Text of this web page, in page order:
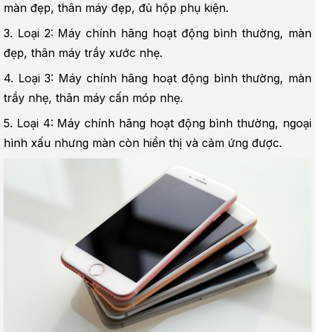
màn đẹp, thân máy đẹp, đủ hộp phụ kiện.
3. Loại 2: Máy chính hãng hoạt động bình thường, màn
đẹp, thân máy trầy xước nhẹ.
4. Loại 3: Máy chính hãng hoạt động bình thường, màn
trầy nhẹ, thân máy cấn móp nhẹ.
5. Loại 4: Máy chính hãng hoạt động bình thường, ngoại
hình xấu nhưng màn còn hiển thị và cảm ứng được.